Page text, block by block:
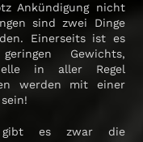
Ankündigung nicht
sind zwei Dinge
Einerseits ist es
Gewichts,
in aller Regel
werden mit einer
gibt es zwar die